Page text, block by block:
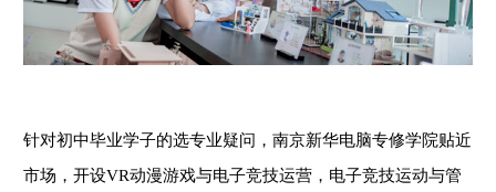
针对初中毕业学子的选专业疑问，南京新华电脑专修学院贴近
市场，开设VR动漫游戏与电子竞技运营，电子竞技运动与管